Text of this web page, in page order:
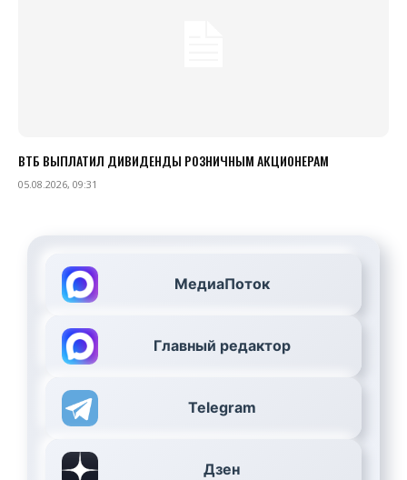
ВТБ ВЫПЛАТИЛ ДИВИДЕНДЫ РОЗНИЧНЫМ АКЦИОНЕРАМ
05.08.2026, 09:31
МедиаПоток
Главный редактор
Telegram
Дзен